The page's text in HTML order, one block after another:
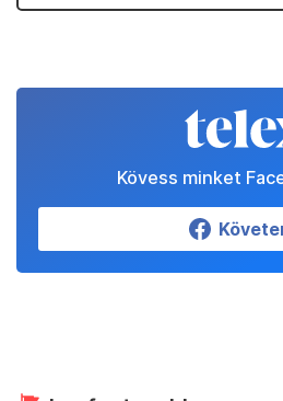
Kövess minket